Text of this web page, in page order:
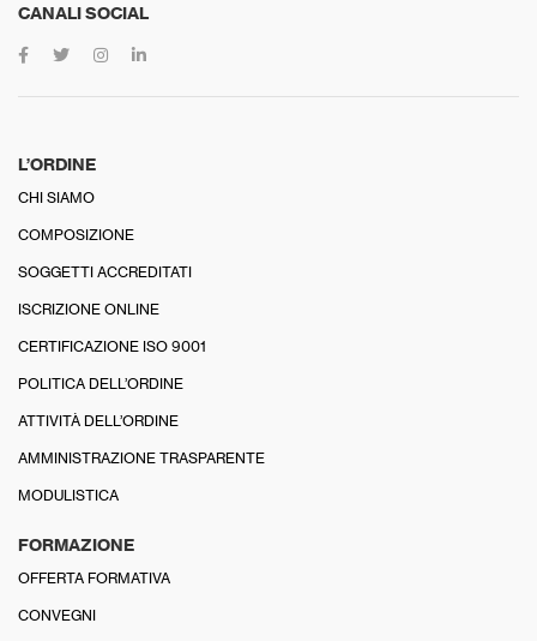
CANALI SOCIAL
L’ORDINE
CHI SIAMO
COMPOSIZIONE
SOGGETTI ACCREDITATI
ISCRIZIONE ONLINE
CERTIFICAZIONE ISO 9001
POLITICA DELL’ORDINE
ATTIVITÀ DELL’ORDINE
AMMINISTRAZIONE TRASPARENTE
MODULISTICA
FORMAZIONE
OFFERTA FORMATIVA
CONVEGNI